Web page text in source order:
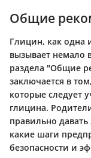
Общие
Глицин, как одна
вызывает немало
раздела "Общие
заключается в
которые следует
глицина.
правильно
какие шаги
безопасности и